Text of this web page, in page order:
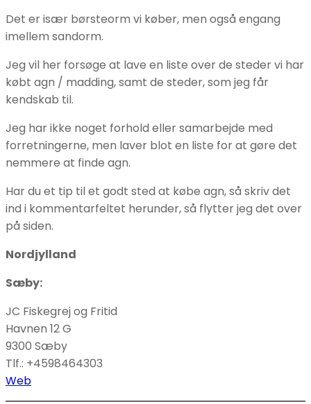
Det er især børsteorm vi køber, men også engang
imellem sandorm.
Jeg vil her forsøge at lave en liste over de steder vi har
købt agn / madding, samt de steder, som jeg får
kendskab til.
Jeg har ikke noget forhold eller samarbejde med
forretningerne, men laver blot en liste for at gøre det
nemmere at finde agn.
Har du et tip til et godt sted at købe agn, så skriv det
ind i kommentarfeltet herunder, så flytter jeg det over
på siden.
Nordjylland
Sæby:
JC Fiskegrej og Fritid
Havnen 12 G
9300 Sæby
Tlf.: +4598464303
Web